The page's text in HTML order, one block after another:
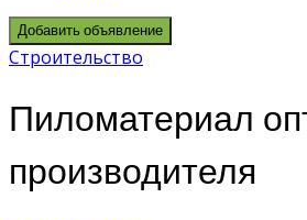
Добавить объявление
Строительство
Пиломатериал
производителя